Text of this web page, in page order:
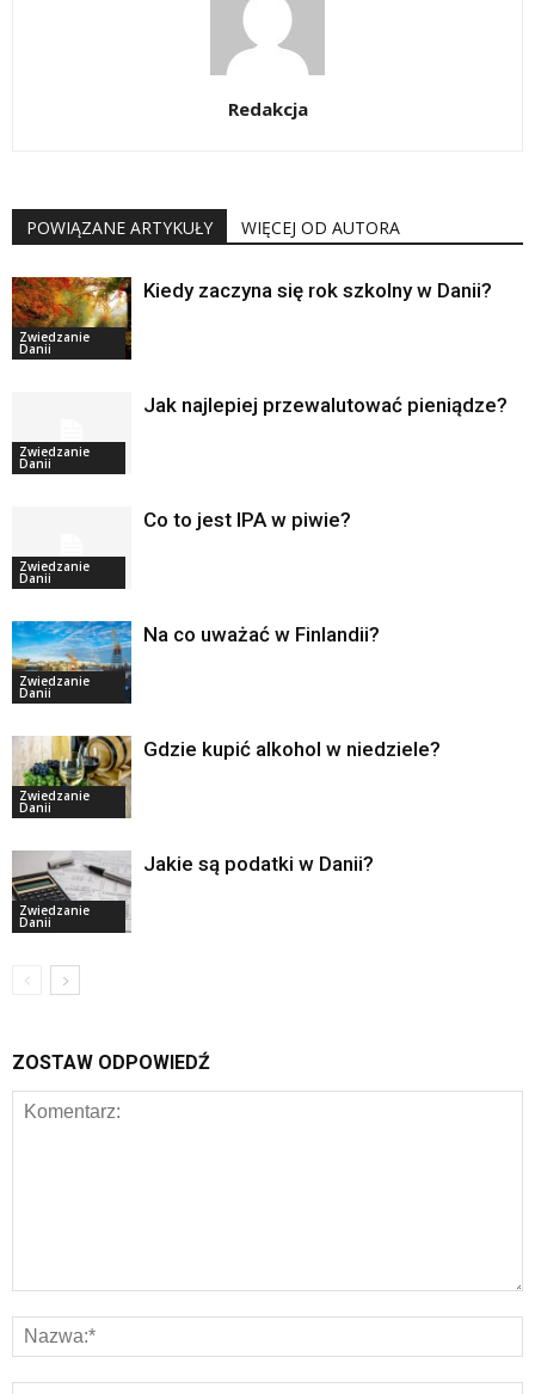
Redakcja
POWIĄZANE ARTYKUŁY WIĘCEJ OD AUTORA
Zwiedzanie
Danii
Kiedy zaczyna się rok szkolny w Danii?
Zwiedzanie
Danii
Jak najlepiej przewalutować pieniądze?
Zwiedzanie
Danii
Co to jest IPA w piwie?
Zwiedzanie
Danii
Na co uważać w Finlandii?
Zwiedzanie
Danii
Gdzie kupić alkohol w niedziele?
Zwiedzanie
Danii
Jakie są podatki w Danii?
ZOSTAW ODPOWIEDŹ